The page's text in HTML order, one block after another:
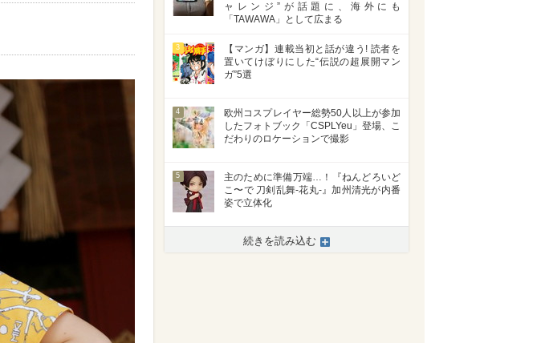
ャレンジ”が話題に、海外にも
「TAWAWA」として広まる
3
【マンガ】連載当初と話が違う! 読者を
置いてけぼりにした“伝説の超展開マン
ガ”5選
4
欧州コスプレイヤー総勢50人以上が参加
したフォトブック「CSPLYeu」登場、こ
だわりのロケーションで撮影
5
主のために準備万端…！『ねんどろいど
こ〜で 刀剣乱舞-花丸-』加州清光が内番
姿で立体化
続きを読み込む